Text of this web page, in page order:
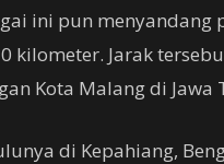
ini pun
kilometer. Jarak
Kota Malang di Jawa
di Kepahiang,